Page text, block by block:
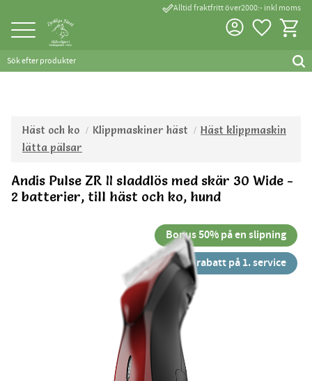
Meny
done_outlineAlltid fraktfritt över2000:- inkl moms
Favoriter
Häst och ko Klippmaskiner häst
Häst klippmaskin
lätta pälsar
Andis Pulse ZR II sladdlös med skär 30 Wide -
2 batterier, till häst och ko, hund
Bonus 50% på en slipning
55% rabatt på 1. service